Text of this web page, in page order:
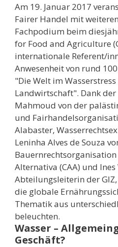
Am 19. Januar 2017
Fairer Handel mit
Fachpodium beim
for Food and Agriculture
internationale Referent/
Anwesenheit von rund
"Die Welt im
Landwirtschaft". Dank der
Mahmoud von der
und
Alabaster,
Leninha Alves de Souza
Alternativa (CAA) und
Abteilungsleiterin der
die globale
Thematik aus
beleuchten.
Wasser –
Geschäft?